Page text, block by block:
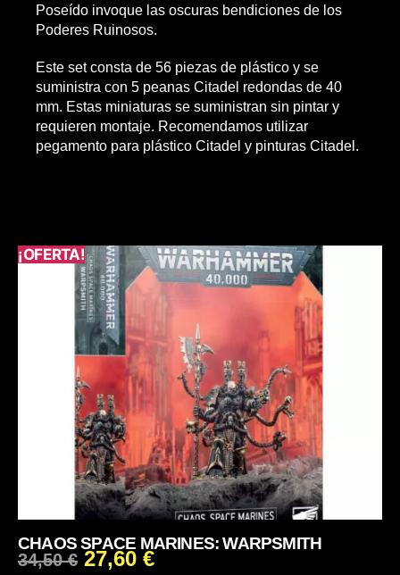
¡OFERTA!
CHAOS SPACE MARINES: WARPSMITH
34,50€ 27,60 €
Poseído invoque las oscuras bendiciones de los
Poderes Ruinosos.
Este set consta de 56 piezas de plástico y se
suministra con 5 peanas Citadel redondas de 40
mm. Estas miniaturas se suministran sin pintar y
requieren montaje. Recomendamos utilizar
pegamento para plástico Citadel y pinturas Citadel.